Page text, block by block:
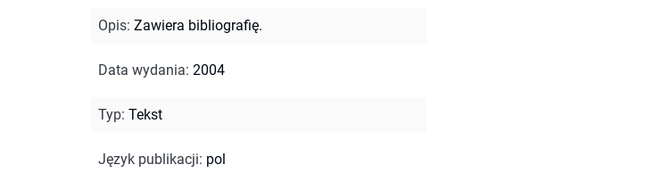
Opis: Zawiera bibliografię.
Data wydania: 2004
Typ: Tekst
Język publikacji: pol